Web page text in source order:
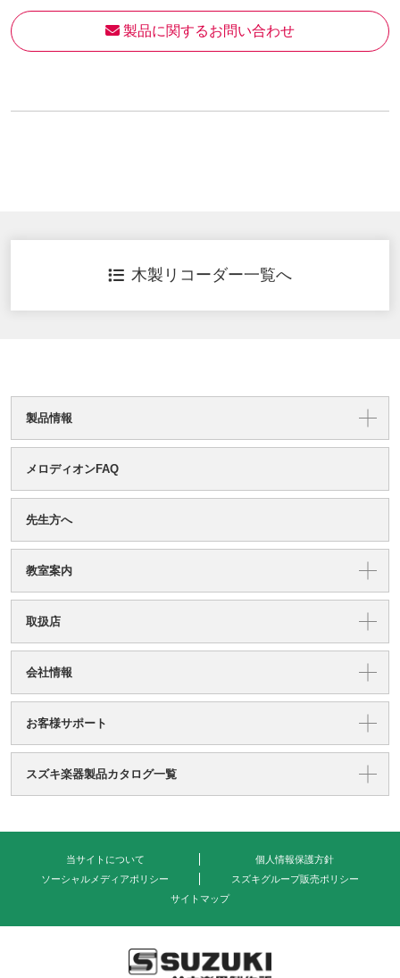
製品に関するお問い合わせ
木製リコーダー一覧へ
製品情報
メロディオンFAQ
先生方へ
教室案内
取扱店
会社情報
お客様サポート
スズキ楽器製品カタログ一覧
当サイトについて
個人情報保護方針
ソーシャルメディアポリシー
スズキグループ販売ポリシー
サイトマップ